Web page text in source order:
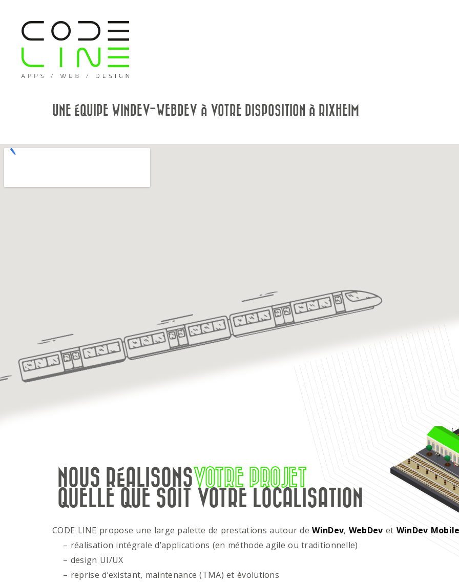
UNE ÉQUIPE WINDEV-WEBDEV À VOTRE DISPOSITION À RIXHEIM
NOUS RÉALISONSVOTRE PROJET
QUELLE QUE SOIT VOTRE LOCALISATION
CODE LINE propose une large palette de prestations autour deWinDev, WebDev et WinDev
– réalisation intégrale d’applications (en méthode agile ou traditionnelle)
– design UI/UX
– reprise d’existant, maintenance (TMA) et évolutions